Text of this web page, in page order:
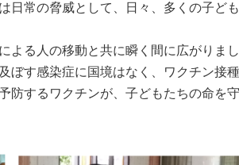
日常の脅威として、日々、多くの子ど
よる人の移動と共に瞬く間に広がりま
ぼす感染症に国境はなく、ワクチン接
防するワクチンが、子どもたちの命を